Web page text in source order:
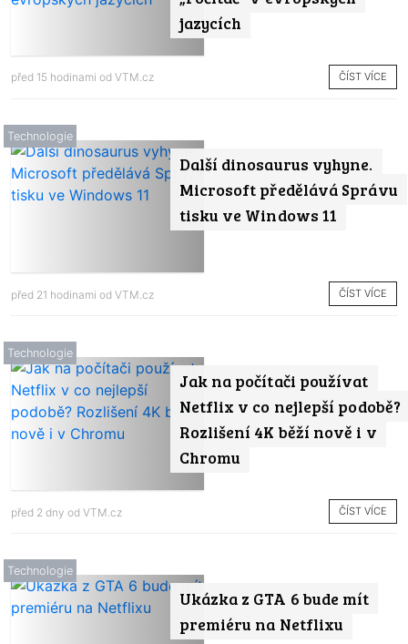
jazycích
před 15 hodinami od VTM.cz ČÍST VÍCE
Další dinosaurus vyhyne.
Microsoft předělává Správu
tisku ve Windows 11
Technologie
před 21 hodinami od VTM.cz ČÍST VÍCE
Jak na počítači používat
Netflix v co nejlepší podobě?
Rozlišení 4K běží nově i v
Chromu
Technologie
před 2 dny od VTM.cz ČÍST VÍCE
Ukázka z GTA 6 bude mít
premiéru na Netflixu
Technologie